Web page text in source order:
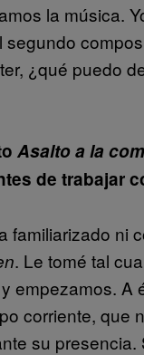
la música.
segundo
¿qué puedo
Asalto a la
de trabajar
familiarizado ni
. Le tomé tal
empezamos. A
corriente, que
su presencia.